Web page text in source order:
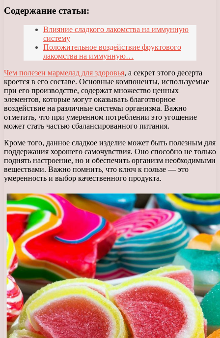
Содержание статьи:
Влияние сладкого лакомства на иммунную
систему
Положительное воздействие фруктового
лакомства на иммунную…
Чем полезен мармелад для здоровья, а секрет этого десерта
кроется в его составе. Основные компоненты, используемые
при его производстве, содержат множество ценных
элементов, которые могут оказывать благотворное
воздействие на различные системы организма. Важно
отметить, что при умеренном потреблении это угощение
может стать частью сбалансированного питания.
Кроме того, данное сладкое изделие может быть полезным для
поддержания хорошего самочувствия. Оно способно не только
поднять настроение, но и обеспечить организм необходимыми
веществами. Важно помнить, что ключ к пользе — это
умеренность и выбор качественного продукта.